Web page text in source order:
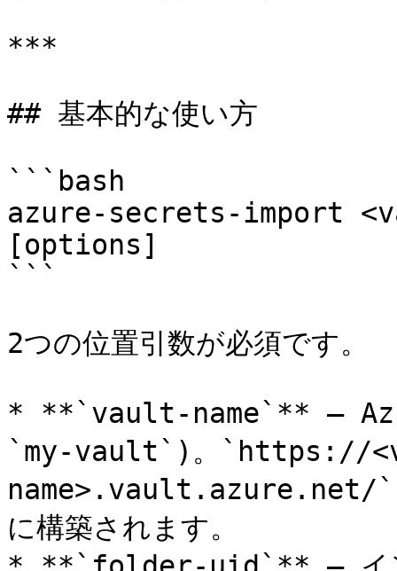
***
## 基本的な使い方
```bash
azure-secrets-import
[options]
```
2つの位置引数が必須です。
* **`vault-name`** —
`my-vault`)。`https://
name>.vault.azure.net/`
に構築されます。